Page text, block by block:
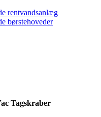
rentvandsanlæg
børstehoveder
Tagskraber